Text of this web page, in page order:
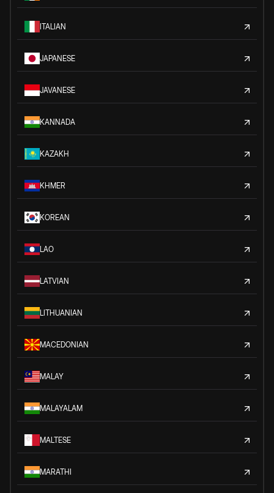
ITALIAN
JAPANESE
JAVANESE
KANNADA
KAZAKH
KHMER
KOREAN
LAO
LATVIAN
LITHUANIAN
MACEDONIAN
MALAY
MALAYALAM
MALTESE
MARATHI